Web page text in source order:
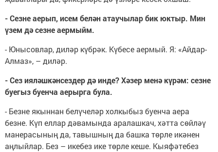
- Сезне аерып, исем белән атаучылар бик юктыр. Мин
үзем дә сезне аермыйм.
- Юнысовлар, диләр күбрәк. Күбесе аермый. Я: «Айдар-
Алмаз», – диләр.
- Сез ияләшкәнсездер дә инде? Хәзер менә күрәм: сезне
буегыз буенча аерырга була.
- Безне якыннан белүчеләр холкыбыз буенча аера
безне. Күп еллар дәвамында аралашкач, хәтта сөйләү
манерасының да, тавышның да башка төрле икәнен
аңлыйлар. Без – икебез ике төрле кеше. Кыяфәтебез